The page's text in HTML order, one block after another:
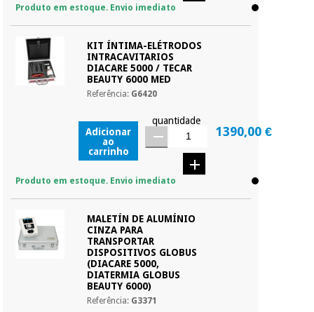
Produto em estoque. Envio imediato
KIT ÍNTIMA-ELÉTRODOS
INTRACAVITARIOS
DIACARE 5000 / TECAR
BEAUTY 6000 MED
Referência: G6420
1390,00 €
quantidade
Adicionar
ao
carrinho
Produto em estoque. Envio imediato
MALETÍN DE ALUMÍNIO
CINZA PARA
TRANSPORTAR
DISPOSITIVOS GLOBUS
(DIACARE 5000,
DIATERMIA GLOBUS
BEAUTY 6000)
Referência: G3371